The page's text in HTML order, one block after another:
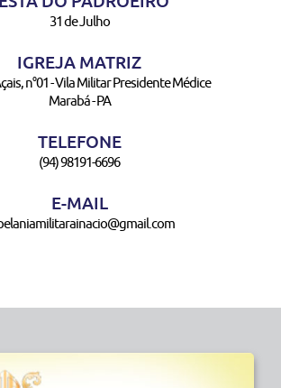
31 de Julho
IGREJA MATRIZ
n°01 - Vila Militar Presidente Médice
Marabá - PA
TELEFONE
(94) 98191-6696
E-MAIL